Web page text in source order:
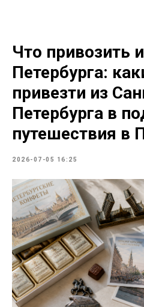
Что привозить
Петербурга:
привезти из
Петербурга в
путешествия в
2026-07-05 16:25